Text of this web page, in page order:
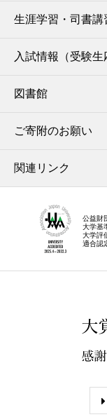
生涯学習・司書講
入試情報（受験生
図書館
ご寄附のお願い
関連リンク
公益財
大学基
大学評
適合認